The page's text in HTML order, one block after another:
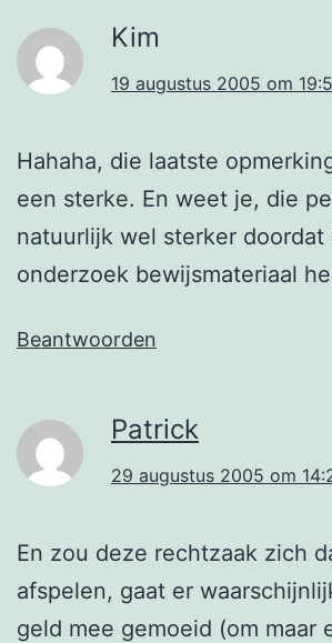
Kim
19 augustus 2005 om
Hahaha, die laatste
een sterke. En weet je, die
natuurlijk wel sterker doordat
onderzoek bewijsmateriaal
Beantwoorden
Patrick
29 augustus 2005 om
En zou deze rechtzaak zich
afspelen, gaat er
geld mee gemoeid (om maar